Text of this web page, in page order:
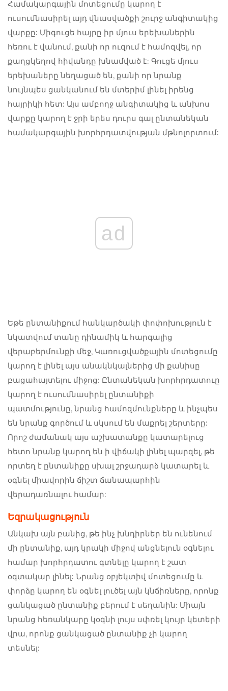
Համակարգային մոտեցումը կարող է
ուսումնասիրել այդ վնասվածքի շուրջ անգիտակից
վարքը: Միգուցե հայրը իր մյուս երեխաներին
հեռու է վանում, քանի որ ուզում է համոզվել, որ
քաղցկեղով հիվանդը խնամված է: Գուցե մյուս
երեխաները նեղացած են, քանի որ նրանք
նույնպես ցանկանում են մտերիմ լինել իրենց
հայրիկի հետ: Այս ամբողջ անգիտակից և անխոս
վարքը կարող է ջրի երես դուրս գալ ընտանեկան
համակարգային խորհրդատվության մթնոլորտում:
ad
Եթե ​​ընտանիքում հանկարծակի փոփոխություն է
նկատվում տանը դինամիկ և հարգալից
վերաբերմունքի մեջ, Կառուցվածքային մոտեցումը
կարող է լինել այս անակնկալներից մի քանիսը
բացահայտելու միջոց: Ընտանեկան խորհրդատուը
կարող է ուսումնասիրել ընտանիքի
պատմությունը, նրանց համոզմունքները և ինչպես
են նրանք գործում և սկսում են մաքրել շերտերը:
Որոշ ժամանակ այս աշխատանքը կատարելուց
հետո նրանք կարող են ի վիճակի լինել պարզել, թե
որտեղ է ընտանիքը սխալ շրջադարձ կատարել և
օգնել միավորին ճիշտ ճանապարհին
վերադառնալու համար:
Եզրակացություն
Անկախ այն բանից, թե ինչ խնդիրներ են ունենում
մի ընտանիք, այդ կրակի միջով անցնելուն օգնելու
համար խորհրդատու գտնելը կարող է շատ
օգտակար լինել: Նրանց օբյեկտիվ մոտեցումը և
փորձը կարող են օգնել լուծել այն կնճիռները, որոնք
ցանկացած ընտանիք բերում է սեղանին: Միայն
նրանց հեռանկարը կօգնի լույս սփռել կույր կետերի
վրա, որոնք ցանկացած ընտանիք չի կարող
տեսնել: